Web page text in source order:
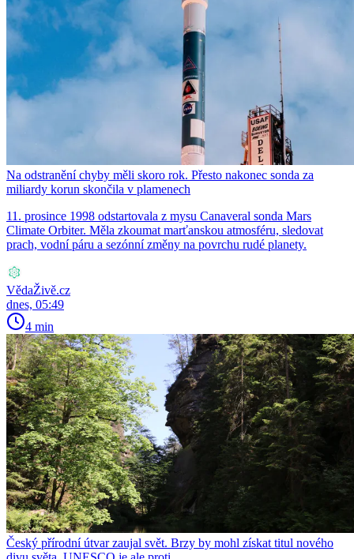
Na odstranění chyby měli skoro rok. Přesto nakonec sonda za
miliardy korun skončila v plamenech
11. prosince 1998 odstartovala z mysu Canaveral sonda Mars
Climate Orbiter. Měla zkoumat marťanskou atmosféru, sledovat
prach, vodní páru a sezónní změny na povrchu rudé planety.
VědaŽivě.cz
dnes, 05:49
4 min
Český přírodní útvar zaujal svět. Brzy by mohl získat titul nového